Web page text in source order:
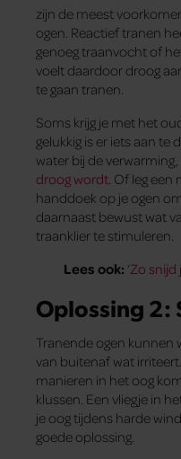
zijn de meest
ogen. Reactief tranen
genoeg traanvocht of
voelt daardoor droog
te gaan tranen.
Soms krijg je met het
gelukkig is er iets aan te
water bij de verwarming,
droog wordt . Of leg
handdoek op je ogen
daarnaast bewust wat
traanklier te stimuleren.
Lees ook: ‘Zo snijd
Oplossing 2:
Tranende ogen kunnen
van buitenaf wat
manieren in het oog
klussen. Een vliegje in
je oog tijdens harde
goede oplossing.